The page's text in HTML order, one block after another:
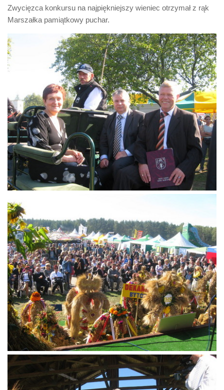
Zwycięzca konkursu na najpiękniejszy wieniec otrzymał z rąk
Marszałka pamiątkowy puchar.